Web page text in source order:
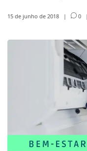
15 de junho de 2018 | 0 |